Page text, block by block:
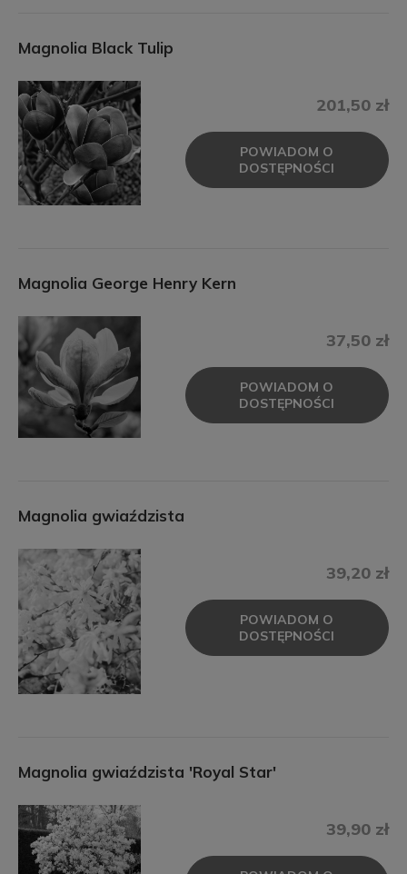
Magnolia Black Tulip
201,50 zł
POWIADOM O
DOSTĘPNOŚCI
Magnolia George Henry Kern
37,50 zł
POWIADOM O
DOSTĘPNOŚCI
Magnolia gwiaździsta
39,20 zł
POWIADOM O
DOSTĘPNOŚCI
Magnolia gwiaździsta 'Royal Star'
39,90 zł